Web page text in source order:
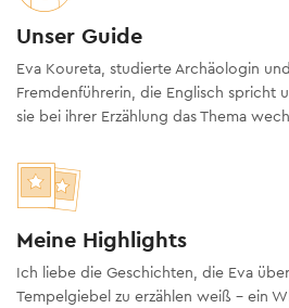
Unser Guide
Eva Koureta, studierte Archäologin
Fremdenführerin, die Englisch spricht
sie bei ihrer Erzählung das Thema
Meine Highlights
Ich liebe die Geschichten, die Eva
Tempelgiebel zu erzählen weiß – ein